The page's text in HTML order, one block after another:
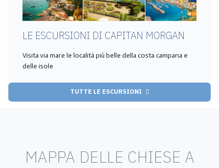
LE ESCURSIONI DI CAPITAN MORGAN
Visita via mare le località più belle della costa campana e
delle isole
TUTTE LE ESCURSIONI
MAPPA DELLE CHIESE A